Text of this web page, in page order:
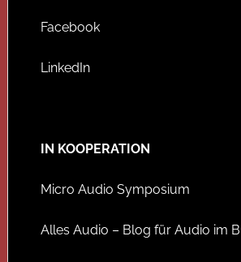
Facebook
LinkedIn
IN KOOPERATION
Micro Audio Symposium
Alles Audio – Blog für Audio im